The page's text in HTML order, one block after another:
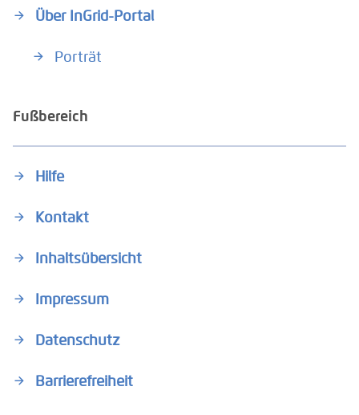
Über InGrid-Portal
Porträt
Fußbereich
Hilfe
Kontakt
Inhaltsübersicht
Impressum
Datenschutz
Barrierefreiheit